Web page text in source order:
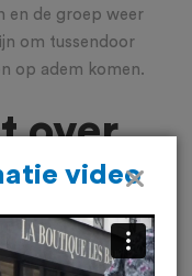
video
en de groep weer
om tussendoor
op adem komen.
over